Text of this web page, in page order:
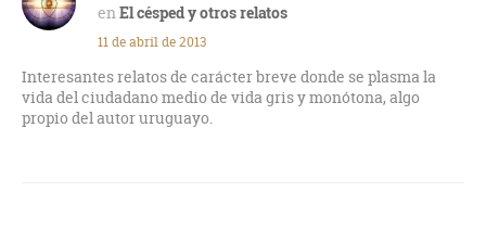
El césped y otros relatos
11 de abril de 2013
Interesantes relatos de carácter breve donde se plasma la
vida del ciudadano medio de vida gris y monótona, algo
propio del autor uruguayo.